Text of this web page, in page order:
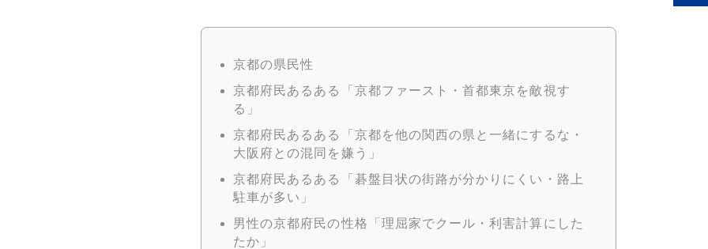
京都の県民性
京都府民あるある「京都ファースト・首都東京を敵視す
る」
京都府民あるある「京都を他の関西の県と一緒にするな・
大阪府との混同を嫌う」
京都府民あるある「碁盤目状の街路が分かりにくい・路上
駐車が多い」
男性の京都府民の性格「理屈家でクール・利害計算にした
たか」